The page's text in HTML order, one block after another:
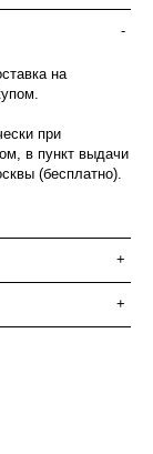
-
на
при
в пункт выдачи
(бесплатно).
+
+